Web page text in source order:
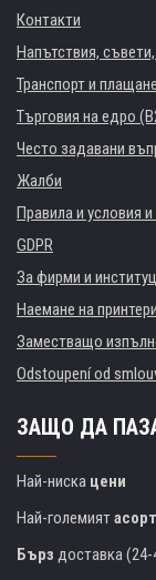
Контакти
Напътствия,
Транспорт и плащане
Търговия на едро
Често задавани
Жалби
Правила и условия
GDPR
За фирми и
Наемане на принтери
Заместващо
Odstoupení od
ЗАЩО ДА
Най-ниска цени
Най-големият
Бърз доставка (24-